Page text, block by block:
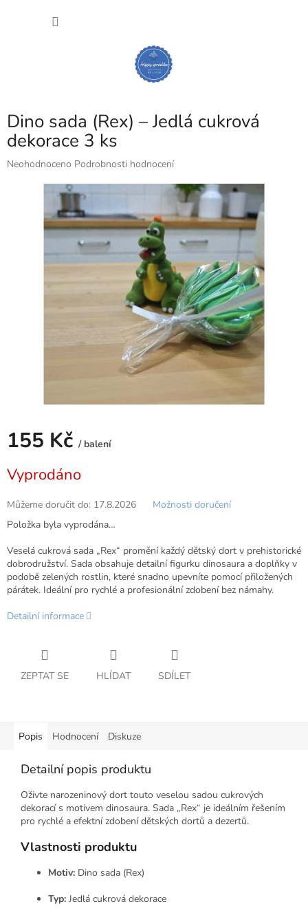
Dino sada (Rex) – Jedlá cukrová
dekorace 3 ks
Průměrné
hvězdiček.
Neohodnoceno Podrobnosti hodnocení
155 Kč / balení
cena:
Vyprodáno
Můžeme doručit do: 17.8.2026
Možnosti doručení
Položka byla vyprodána…
Veselá cukrová sada „Rex“ promění každý dětský dort v prehistorické
dobrodružství. Sada obsahuje detailní figurku dinosaura a doplňky v
podobě zelených rostlin, které snadno upevníte pomocí přiložených
párátek. Ideální pro rychlé a profesionální zdobení bez námahy.
Detailní informace
ZEPTAT SE HLÍDAT SDÍLET
Popis Hodnocení Diskuze
Detailní popis produktu
Oživte narozeninový dort touto veselou sadou cukrových
dekorací s motivem dinosaura. Sada „Rex“ je ideálním řešením
pro rychlé a efektní zdobení dětských dortů a dezertů.
Vlastnosti produktu
Motiv: Dino sada (Rex)
Typ: Jedlá cukrová dekorace